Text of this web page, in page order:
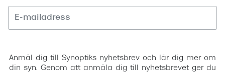
Anmäl dig till Synoptiks nyhetsbrev och lär dig mer om
din syn. Genom att anmäla dig till nyhetsbrevet ger du